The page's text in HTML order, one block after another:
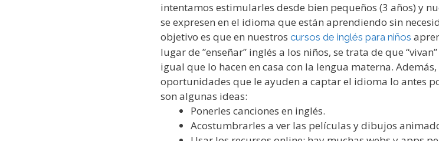
intentamos estimularles desde bien pequeños (3 años) y
se expresen en el idioma que están aprendiendo sin
objetivo es que en nuestros cursos de inglés para niños
lugar de ”enseñar” inglés a los niños, se trata de que
igual que lo hacen en casa con la lengua materna. Además,
oportunidades que le ayuden a captar el idioma lo antes
son algunas ideas:
Ponerles canciones en inglés.
Acostumbrarles a ver las películas y dibujos